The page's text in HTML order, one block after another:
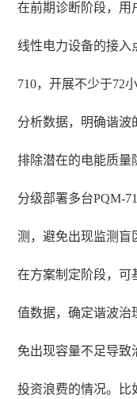
在前期诊断阶段，用
线性电力设备的接入
710，开展不少于72
分析数据，明确谐波
排除潜在的电能质量
分级部署多台PQM-
测，避免出现监测盲
在方案制定阶段，可
值数据，确定谐波治
免出现容量不足导致
投资浪费的情况。比